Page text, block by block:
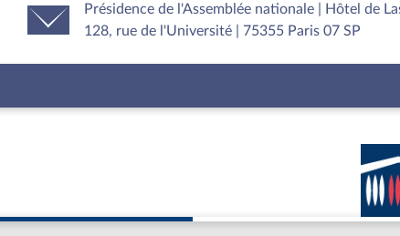
Présidence de l'Assemblée nationale | Hôtel de
128, rue de l'Université | 75355 Paris 07 SP